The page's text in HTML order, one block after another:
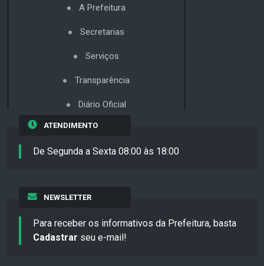
A Prefeitura
Secretarias
Serviços
Transparência
Diário Oficial
ATENDIMENTO
De Segunda a Sexta 08:00 às 18:00
NEWSLETTER
Para receber os informativos da Prefeitura, basta
Cadastrar seu e-mail!